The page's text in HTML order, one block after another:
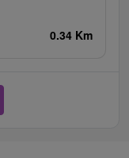
0.34 Km